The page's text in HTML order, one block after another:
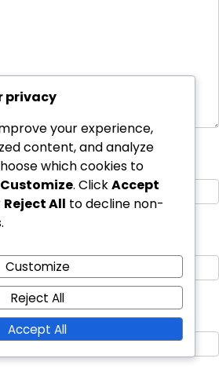
privacy
your experience,
content, and analyze
which cookies to
Customize. ClickAccept
Reject All to decline non-
Customize
Reject All
Accept All